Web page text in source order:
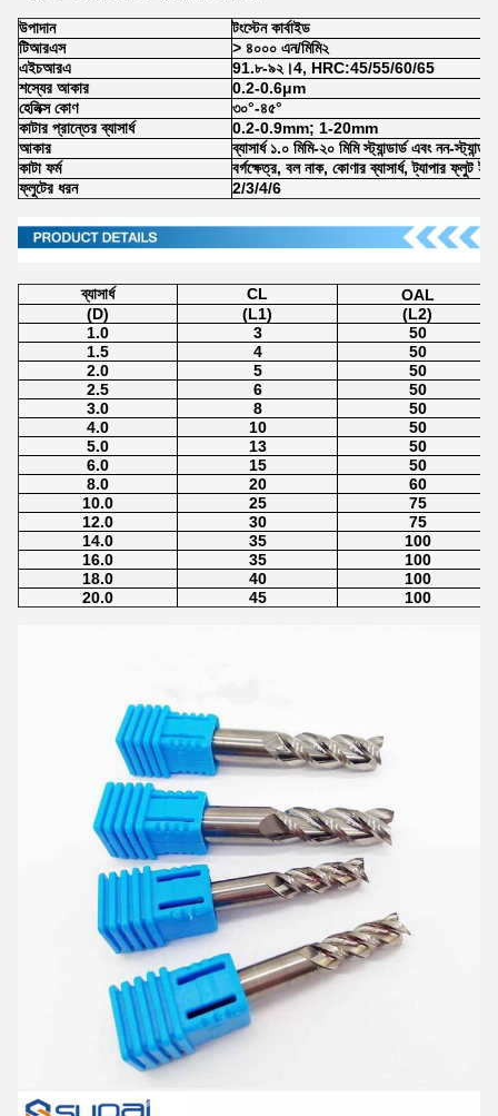
উপাদান
টংস্টেন কার্বাইড
টিআরএস
> ৪০০০ এন/মিমি২
এইচআরএ
91.৮-৯২।4, HRC:45/55/60/65
শস্যের আকার
0.2-0.6μm
হেলিক্স কোণ
৩০°-৪৫°
কাটার প্রান্তের ব্যাসার্ধ
0.2-0.9mm; 1-20mm
আকার
ব্যাসার্ধ ১.০ মিমি-২০ মিমি স্ট্যান্ডার্ড এবং নন-
কাটা ফর্ম
বর্গক্ষেত্র, বল নাক, কোণার ব্যাসার্ধ, ট্যাপার ফ্লুট
ফ্লুটের ধরন
2/3/4/6
ব্যাসার্ধ CL
OAL
(D)
(L1)
(L2)
1.0
3
50
1.5
4
50
2.0
5
50
2.5
6
50
3.0
8
50
4.0
10
50
5.0
13
50
6.0
15
50
8.0
20
60
10.0
25
75
12.0
30
75
14.0
35
100
16.0
35
100
18.0
40
100
20.0
45 100